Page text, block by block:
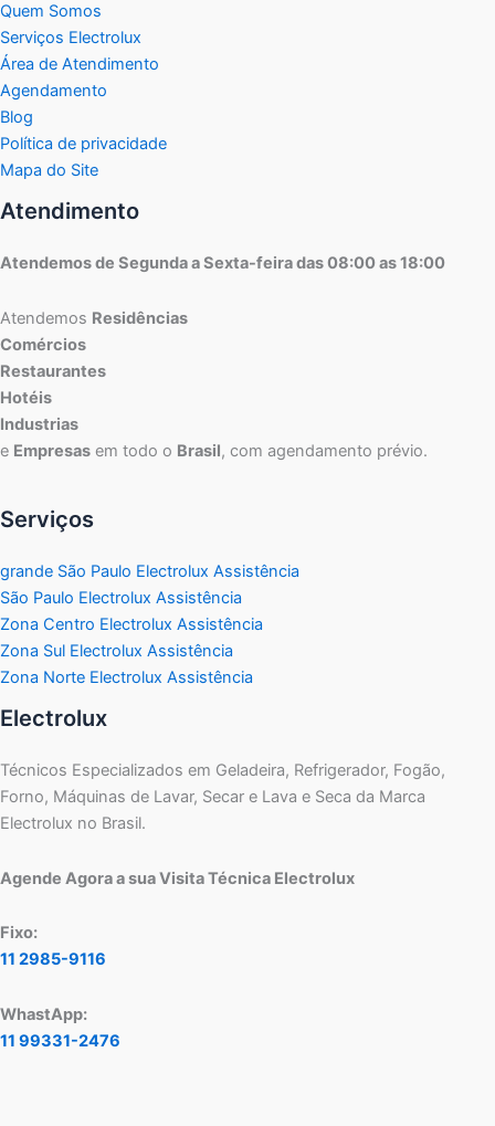
Quem Somos
Serviços Electrolux
Área de Atendimento
Agendamento
Blog
Política de privacidade
Mapa do Site
Atendimento
Atendemos de Segunda a Sexta-feira das 08:00 as 18:00
Atendemos Residências
Comércios
Restaurantes
Hotéis
Industrias
e Empresas em todo o Brasil, com agendamento prévio.
Serviços
grande São Paulo Electrolux Assistência
São Paulo Electrolux Assistência
Zona Centro Electrolux Assistência
Zona Sul Electrolux Assistência
Zona Norte Electrolux Assistência
Electrolux
Técnicos Especializados em Geladeira, Refrigerador, Fogão,
Forno, Máquinas de Lavar, Secar e Lava e Seca da Marca
Electrolux no Brasil.
Agende Agora a sua Visita Técnica Electrolux
Fixo:
11 2985-9116
WhastApp:
11 99331-2476